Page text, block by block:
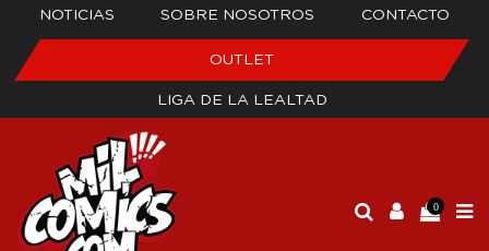
NOTICIAS SOBRE NOSOTROS CONTACTO
OUTLET
LIGA DE LA LEALTAD
0